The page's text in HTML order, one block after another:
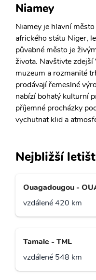
Niamey
Niamey je hlavní
afrického státu Niger,
půvabné město je
života. Navštivte
muzeum a rozmanité
prodávají řemeslné
nabízí bohatý kulturní
příjemné procházky
vychutnat klid a
Nejbližší
Ouagadougou -
vzdálené 420 km
Tamale - TML
vzdálené 548 km